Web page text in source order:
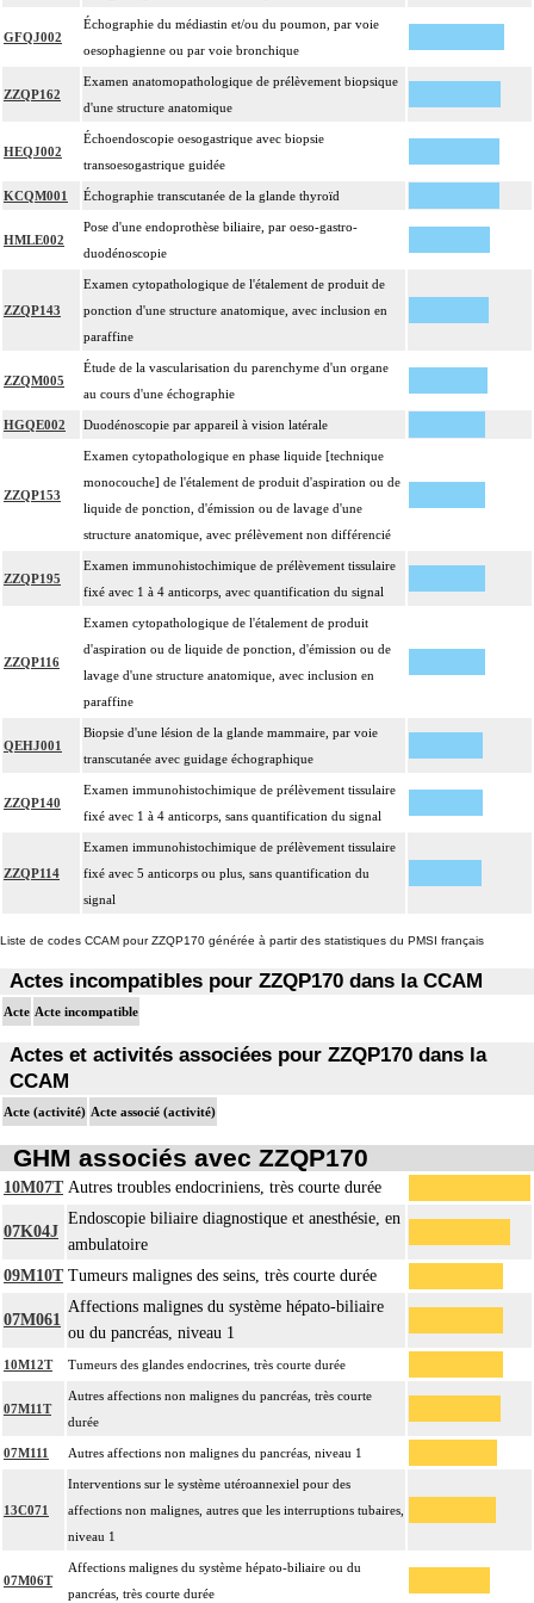
GFQJ002
Échographie du médiastin et/ou du poumon, par voie
oesophagienne ou par voie bronchique
ZZQP162
Examen anatomopathologique de prélèvement biopsique
d'une structure anatomique
HEQJ002
Échoendoscopie oesogastrique avec biopsie
transoesogastrique guidée
KCQM001 Échographie transcutanée de la glande thyroïd
HMLE002
Pose d'une endoprothèse biliaire, par oeso-gastro-
duodénoscopie
ZZQP143
Examen cytopathologique de l'étalement de produit de
ponction d'une structure anatomique, avec inclusion en
paraffine
ZZQM005
Étude de la vascularisation du parenchyme d'un organe
au cours d'une échographie
HGQE002 Duodénoscopie par appareil à vision latérale
ZZQP153
Examen cytopathologique en phase liquide [technique
monocouche] de l'étalement de produit d'aspiration ou de
liquide de ponction, d'émission ou de lavage d'une
structure anatomique, avec prélèvement non différencié
ZZQP195
Examen immunohistochimique de prélèvement tissulaire
fixé avec 1 à 4 anticorps, avec quantification du signal
ZZQP116
Examen cytopathologique de l'étalement de produit
d'aspiration ou de liquide de ponction, d'émission ou de
lavage d'une structure anatomique, avec inclusion en
paraffine
QEHJ001
Biopsie d'une lésion de la glande mammaire, par voie
transcutanée avec guidage échographique
ZZQP140
Examen immunohistochimique de prélèvement tissulaire
fixé avec 1 à 4 anticorps, sans quantification du signal
ZZQP114
Examen immunohistochimique de prélèvement tissulaire
fixé avec 5 anticorps ou plus, sans quantification du
signal
Liste de codes CCAM pour ZZQP170 générée à partir des statistiques du PMSI français
Actes incompatibles pour ZZQP170 dans la CCAM
Acte Acte incompatible
Actes et activités associées pour ZZQP170 dans la
CCAM
Acte (activité) Acte associé (activité)
GHM associés avec ZZQP170
10M07T Autres troubles endocriniens, très courte durée
07K04J
Endoscopie biliaire diagnostique et anesthésie, en
ambulatoire
09M10T Tumeurs malignes des seins, très courte durée
07M061
Affections malignes du système hépato-biliaire
ou du pancréas, niveau 1
10M12T Tumeurs des glandes endocrines, très courte durée
07M11T
Autres affections non malignes du pancréas, très courte
durée
07M111 Autres affections non malignes du pancréas, niveau 1
13C071
Interventions sur le système utéroannexiel pour des
affections non malignes, autres que les interruptions tubaires,
niveau 1
07M06T
Affections malignes du système hépato-biliaire ou du
pancréas, très courte durée